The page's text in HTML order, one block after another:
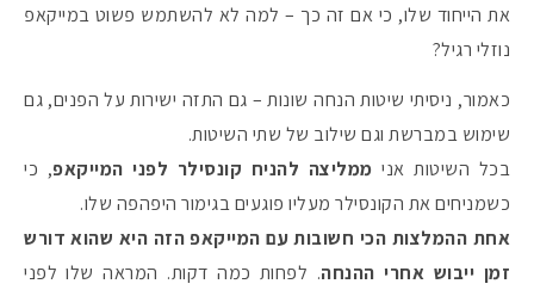
את הייחוד שלו, כי אם זה כך – למה לא להשתמש פשוט במייקאפ
נוזלי רגיל?
כאמור, ניסיתי שיטות הנחה שונות – גם התזה ישירות על הפנים, גם
שימוש במברשת וגם שילוב של שתי השיטות.
בכל השיטות אני ממליצה להניח קונסילר לפני המייקאפ, כי
כשמניחים את הקונסילר מעליו פוגעים בגימור היפהפה שלו.
אחת ההמלצות הכי חשובות עם המייקאפ הזה היא שהוא דורש
זמן ייבוש אחרי ההנחה. לפחות כמה דקות. המראה שלו לפני